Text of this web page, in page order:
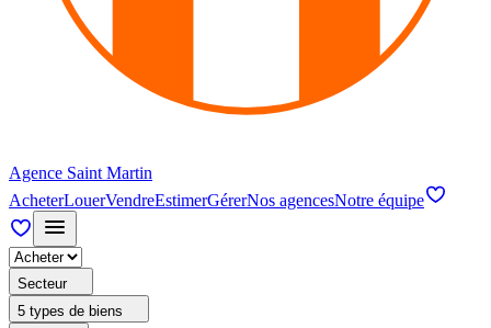
Agence Saint Martin
AcheterLouerVendreEstimerGérerNos agencesNotre équipe
Secteur
5 types de biens